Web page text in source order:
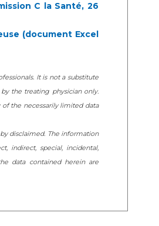
C la Santé, 26
(document Excel
It is not a substitute
the treating physician only.
the necessarily limited data
disclaimed. The information
indirect, special, incidental,
data contained herein are